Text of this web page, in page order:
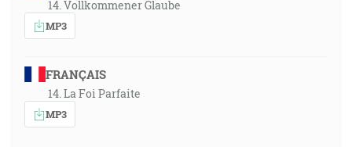
14. Vollkommener Glaube
MP3
FRANÇAIS
14. La Foi Parfaite
MP3